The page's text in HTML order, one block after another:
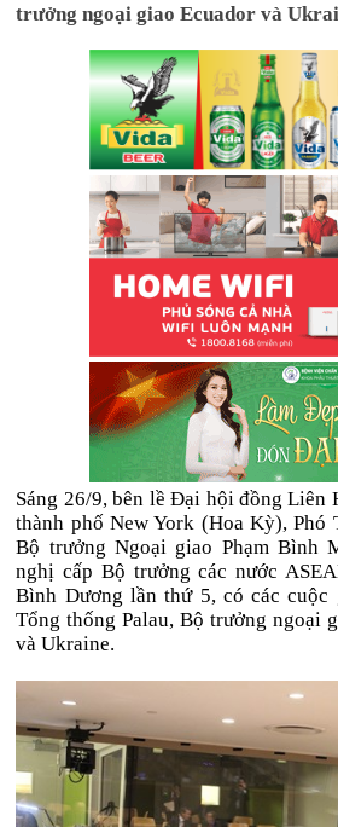
trưởng ngoại giao Ecuador và
Sáng 26/9, bên lề Đại hội đồng Liên
thành phố New York (Hoa Kỳ), Phó
Bộ trưởng Ngoại giao Phạm Bình
nghị cấp Bộ trưởng các nước
Bình Dương lần thứ 5, có các cuộc
Tổng thống Palau, Bộ trưởng ngoại
và Ukraine.